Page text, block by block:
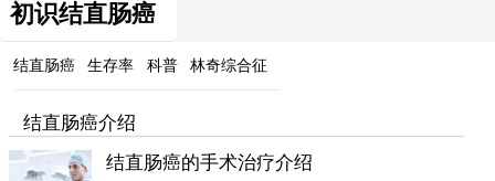
初识结直肠癌
结直肠癌 生存率 科普 林奇综合征
结直肠癌介绍
结直肠癌的手术治疗介绍